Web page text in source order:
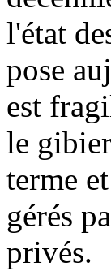
l'état
pose
est
le
terme
gérés
privés.